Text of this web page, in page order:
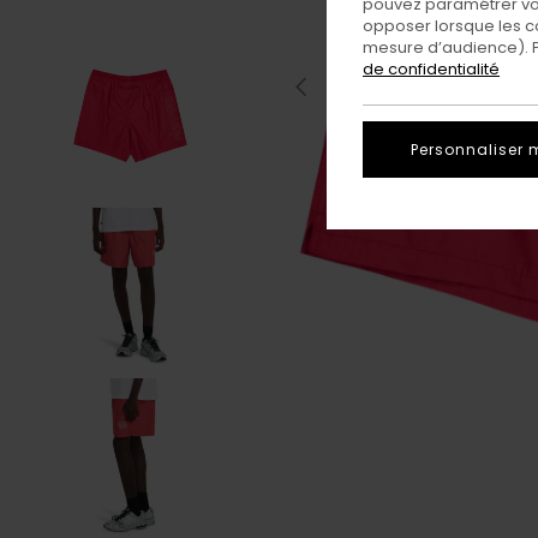
opposer lorsque les
mesure d’audience).
de confidentialité
Personnaliser